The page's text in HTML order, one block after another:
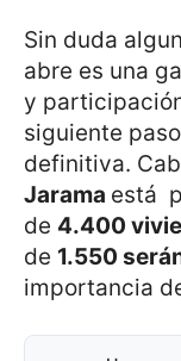
Sin duda
abre es una
y
siguiente
definitiva.
Jarama está
de 4.400
de 1.550
importancia